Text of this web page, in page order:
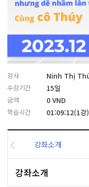
강사 Ninh Thị
수강기간 15일
금액 0 VND
학습시간 01:09:12(1강)
강좌소개
강좌소개